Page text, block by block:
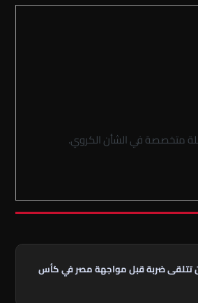
متخصصة في الشأن الكروي.
تتلقى ضربة قبل مواجهة مصر في كأس